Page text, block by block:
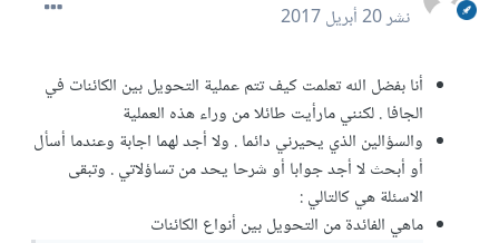
نشر20 أبريل 2017
أنا بفضل الله تعلمت كيف تتم عملية التحويل بين الكائنات في
الجافا . لكنني مارأيت طائلا من وراء هذه العملية
والسؤالين الذي يحيرني دائما . ولا أجد لهما اجابة وعندما أسأل
أو أبحث لا أجد جوابا أو شرحا يحد من تساؤلاتي . وتبقى
الاسئلة هي كالتالي :
ماهي الفائدة من التحويل بين أنواع الكائنات